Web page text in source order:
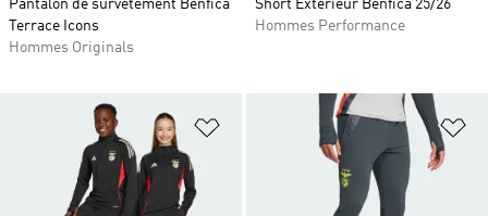
Pantalon de survêtement Benfica
Terrace Icons
Hommes Originals
Short Extérieur Benfica 25/26
Hommes Performance
Ajouter à la Liste de produits